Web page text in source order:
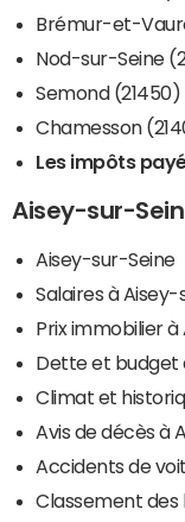
Brémur-et-
Nod-sur-Seine
Semond (21450)
Chamesson
Les impôts
Aisey-sur-
Aisey-sur-Seine
Salaires à Aisey-
Prix immobilier
Dette et budget
Climat et
Avis de décès à
Accidents de
Classement des